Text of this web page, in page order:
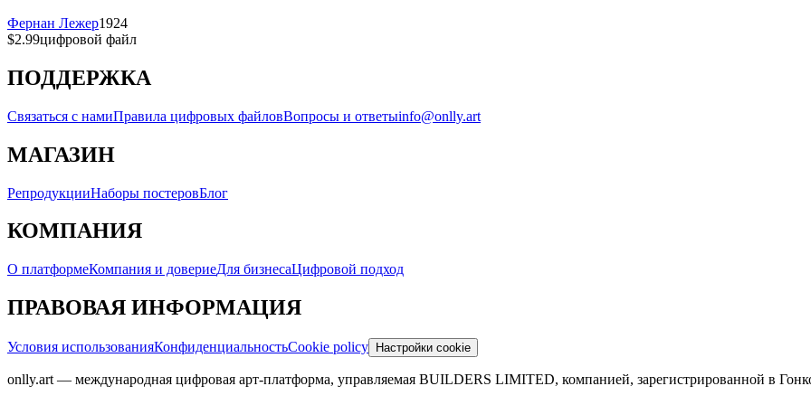
Фернан Лежер1924
$2.99цифровой файл
ПОДДЕРЖКА
Связаться с намиПравила цифровых файловВопросы и ответыinfo@onlly.art
МАГАЗИН
РепродукцииНаборы постеровБлог
КОМПАНИЯ
О платформеКомпания и довериеДля бизнесаЦифровой подход
ПРАВОВАЯ ИНФОРМАЦИЯ
Условия использованияКонфиденциальностьCookie policy Настройки cookie
onlly.art — международная цифровая арт-платформа, управляемая BUILDERS LIMITED, компанией, зарегистрированной в